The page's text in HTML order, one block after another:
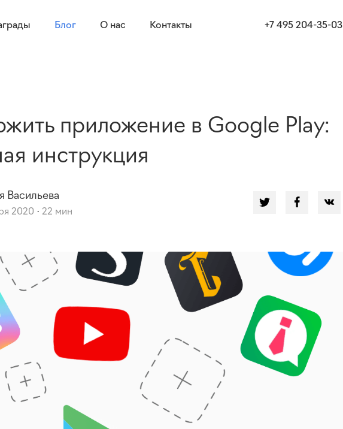
Блог О нас Контакты +7 495 204-35-03
приложение в Google Play:
инструкция
Васильева
2020 · 22 мин